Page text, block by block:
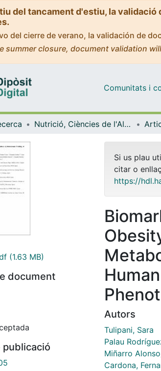
del tancament d'estiu, la
del cierre de verano, la validación de
summer closure, document validation
Comunitats i
Nutrició, Ciències de l'Alimentació i Gastronomia
(1.63 MB)
document
publicació
Si us plau
citar o
https://
Autors
Tulipani, Sara
Palau
Miñarro
Cardona,